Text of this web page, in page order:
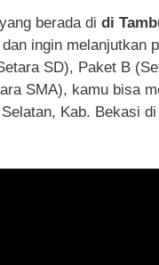
berada di di
dan ingin melanjutkan
SD), Paket B
SMA), kamu bisa
Kab. Bekasi di